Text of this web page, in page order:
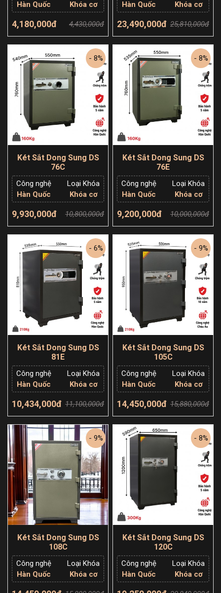
Hàn Quốc Khóa cơ
4,180,000đ 4,430,000đ
Thêm giỏ hàng
Hàn Quốc Khóa cơ
23,490,000đ 25,810,000đ
Thêm giỏ hàng
- 8%
Két Sắt Dong Sung DS
76C
Công nghệ
Hàn Quốc
Loại Khóa
Khóa cơ
9,930,000đ 10,800,000đ
Thêm giỏ hàng
- 8%
Két Sắt Dong Sung DS
76E
Công nghệ
Hàn Quốc
Loại Khóa
Khóa cơ
9,200,000đ 10,000,000đ
Thêm giỏ hàng
- 6%
Két Sắt Dong Sung DS
81E
Công nghệ
Hàn Quốc
Loại Khóa
Khóa cơ
10,434,000đ 11,100,000đ
Thêm giỏ hàng
- 9%
Két Sắt Dong Sung DS
105C
Công nghệ
Hàn Quốc
Loại Khóa
Khóa cơ
14,450,000đ 15,880,000đ
Thêm giỏ hàng
- 9%
Két Sắt Dong Sung DS
108C
Công nghệ
Hàn Quốc
Loại Khóa
Khóa cơ
- 8%
Két Sắt Dong Sung DS
120C
Công nghệ
Hàn Quốc
Loại Khóa
Khóa cơ